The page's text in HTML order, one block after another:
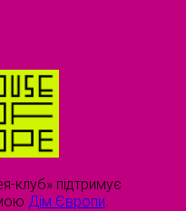
клуб» підтримує
Дім Європи.